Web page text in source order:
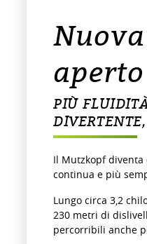
aperto
PIÙ
Il Mutzkopf
continua e più
Lungo circa 3,2
230 metri di
percorribili anche